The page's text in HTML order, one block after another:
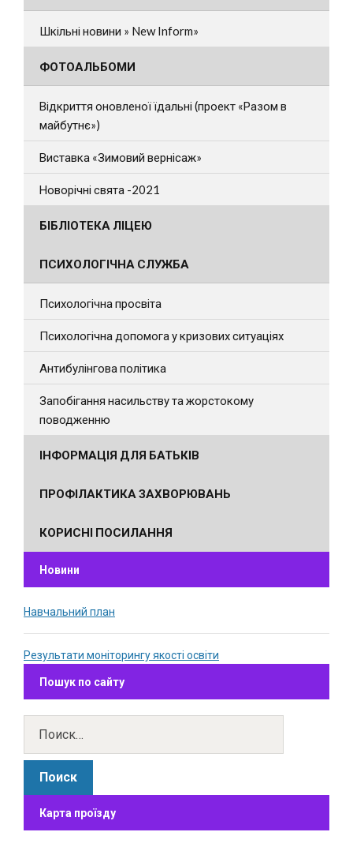
Шкільні новини » New Inform»
ФОТОАЛЬБОМИ
Відкриття оновленої їдальні (проект «Разом в
майбутнє»)
Виставка «Зимовий вернісаж»
Новорічні свята -2021
БІБЛІОТЕКА ЛІЦЕЮ
ПСИХОЛОГІЧНА СЛУЖБА
Психологічна просвіта
Психологічна допомога у кризових ситуаціях
Антибулінгова політика
Запобігання насильству та жорстокому
поводженню
ІНФОРМАЦІЯ ДЛЯ БАТЬКІВ
ПРОФІЛАКТИКА ЗАХВОРЮВАНЬ
КОРИСНІ ПОСИЛАННЯ
Новини
Навчальний план
Результати моніторингу якості освіти
Пошук по сайту
Карта проїзду